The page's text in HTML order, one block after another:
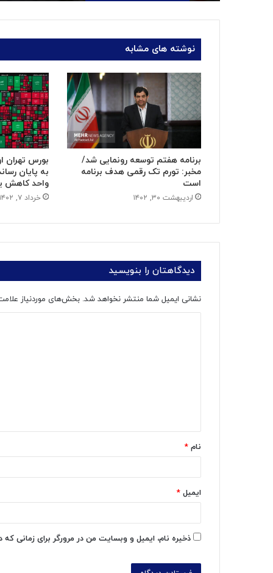
نوشته های مشابه
برنامه هفتم توسعه رونمایی شد/
مخبر: تورم تک رقمی هدف برنامه
است
اردیبهشت ۳۰, ۱۴۰۲
بورس تهران
واحد کاهش
خرداد ۷, ۱۴۰۲
دیدگاهتان را بنویسید
نشانی ایمیل شما منتشر نخواهد شد. بخش‌های موردنیاز
*
نام *
ایمیل *
ذخیره نام، ایمیل و وبسایت من در مرورگر برای زمانی